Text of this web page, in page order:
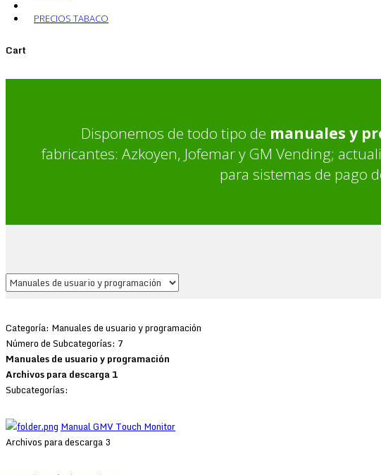
PRECIOS TABACO
Cart
Disponemos de todo tipo de manuales y
fabricantes: Azkoyen, Jofemar y GM Vending;
para sistemas de pago
Categoría: Manuales de usuario y programación
Número de Subcategorías: 7
Manuales de usuario y programación
Archivos para descarga 1
Subcategorías:
Manual GMV Touch Monitor
Archivos para descarga 3